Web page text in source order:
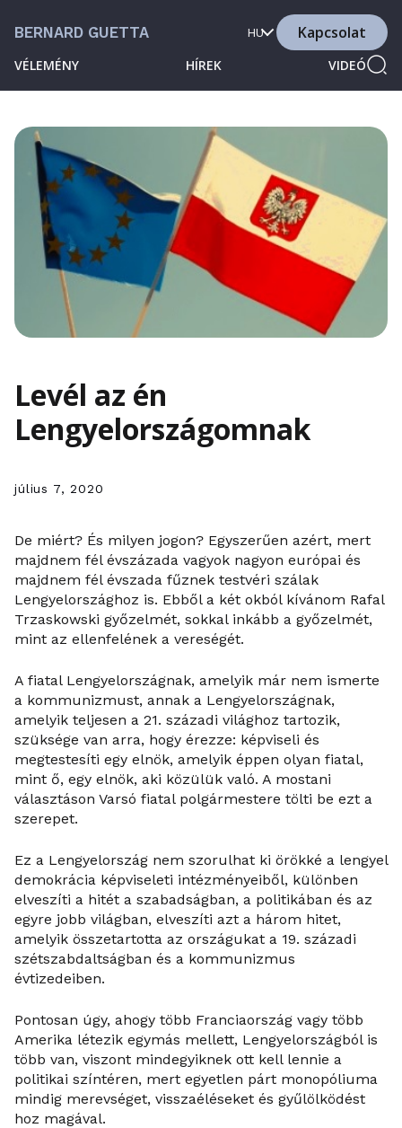
BERNARD GUETTA
VÉLEMÉNY HÍREK VIDEÓ
HU Kapcsolat
Levél az én
Lengyelországomnak
július 7, 2020
De miért? És milyen jogon? Egyszerűen azért, mert
majdnem fél évszázada vagyok nagyon európai és
majdnem fél évszada fűznek testvéri szálak
Lengyelországhoz is. Ebből a két okból kívánom Rafal
Trzaskowski győzelmét, sokkal inkább a győzelmét,
mint az ellenfelének a vereségét.
A fiatal Lengyelországnak, amelyik már nem ismerte
a kommunizmust, annak a Lengyelországnak,
amelyik teljesen a 21. századi világhoz tartozik,
szüksége van arra, hogy érezze: képviseli és
megtestesíti egy elnök, amelyik éppen olyan fiatal,
mint ő, egy elnök, aki közülük való. A mostani
választáson Varsó fiatal polgármestere tölti be ezt a
szerepet.
Ez a Lengyelország nem szorulhat ki örökké a lengyel
demokrácia képviseleti intézményeiből, különben
elveszíti a hitét a szabadságban, a politikában és az
egyre jobb világban, elveszíti azt a három hitet,
amelyik összetartotta az országukat a 19. századi
szétszabdaltságban és a kommunizmus
évtizedeiben.
Pontosan úgy, ahogy több Franciaország vagy több
Amerika létezik egymás mellett, Lengyelországból is
több van, viszont mindegyiknek ott kell lennie a
politikai színtéren, mert egyetlen párt monopóliuma
mindig merevséget, visszaéléseket és gyűlölködést
hoz magával.